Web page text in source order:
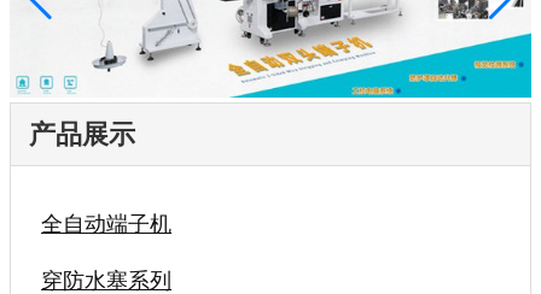
产品展示
全自动端子机
穿防水塞系列